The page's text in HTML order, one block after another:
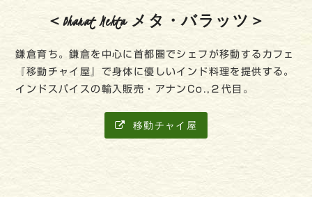
＜Bharat Mehta メタ・バラッツ＞
鎌倉育ち。鎌倉を中心に首都圏でシェフが移動するカフェ
『移動チャイ屋』で身体に優しいインド料理を提供する。
インドスパイスの輸入販売・アナンCo.,２代目。
移動チャイ屋